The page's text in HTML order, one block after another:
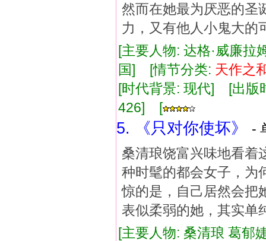
然而在她最为厌恶的
力，又有他人小鬼大的
[主要人物: 达格·威廉
国] [情节分类: 天作之
[时代背景: 现代] [出
426] [
5. 《只对你使坏》
-
桑清琅饶富兴味地看着
种时髦的都会女子，为
惊的是，自己居然会把
表似柔弱的她，其实单
[主要人物: 桑清琅 葛